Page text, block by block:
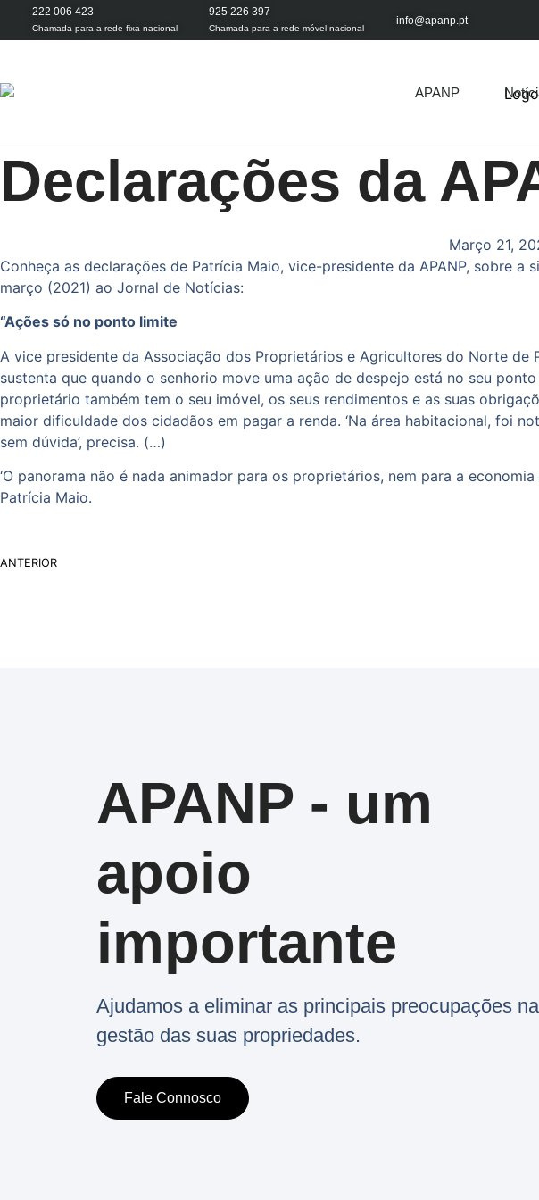
222 006 423
Chamada para a rede fixa nacional
925 226 397
Chamada para a rede móvel nacional
info@apanp.pt
APANP
Declarações da
Março 21,
Conheça as declarações de Patrícia Maio, vice-presidente da APANP, sobre
março (2021) ao Jornal de Notícias:
“Ações só no ponto limite
A vice presidente da Associação dos Proprietários e Agricultores do Norte
sustenta que quando o senhorio move uma ação de despejo está no seu
proprietário também tem o seu imóvel, os seus rendimentos e as suas
maior dificuldade dos cidadãos em pagar a renda. ‘Na área habitacional, foi
sem dúvida’, precisa. (…)
‘O panorama não é nada animador para os proprietários, nem para a
Patrícia Maio.
ANTERIOR
APANP - um
apoio
importante
Ajudamos a eliminar as principais preocupações na
gestão das suas propriedades.
Fale Connosco